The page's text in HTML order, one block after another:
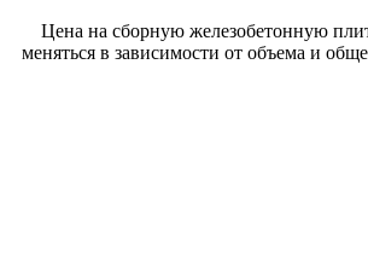
Цена на сборную железобетонную
меняться в зависимости от объема и